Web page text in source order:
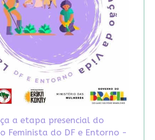
a etapa presencial do
Feminista do DF e Entorno -